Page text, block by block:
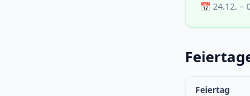
📅 24.12. –
Feiertag